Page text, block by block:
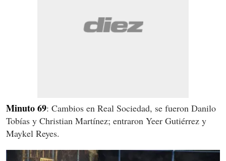
Minuto 69: Cambios en Real Sociedad, se fueron Danilo
Tobías y Christian Martínez; entraron Yeer Gutiérrez y
Maykel Reyes.